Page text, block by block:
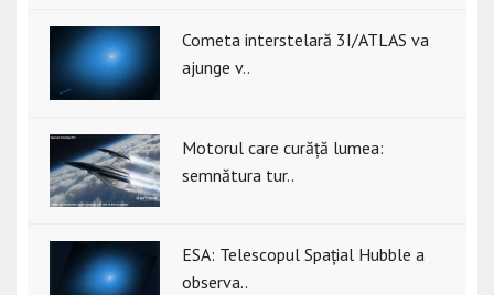
Cometa interstelară 3I/ATLAS va
ajunge v..
Motorul care curăță lumea:
semnătura tur..
ESA: Telescopul Spațial Hubble a
observa..